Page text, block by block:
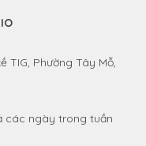
DÕI CHÚNG TÔI
Youtube
TIG, Phường Tây Mỗ,
các ngày trong tuần